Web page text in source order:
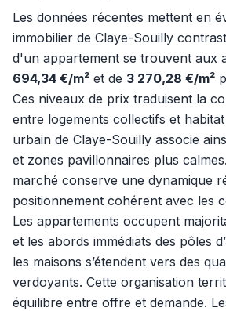
Les données récentes mettent en
immobilier de Claye-Souilly
d'un appartement se trouvent aux
694,34 €/m² et de 3 270,28 €/m²
Ces niveaux de prix traduisent la
entre logements collectifs et
urbain de Claye-Souilly associe
et zones pavillonnaires plus
marché conserve une dynamique
positionnement cohérent avec les
Les appartements occupent
et les abords immédiats des pôles
les maisons s’étendent vers des
verdoyants. Cette organisation
équilibre entre offre et demande.